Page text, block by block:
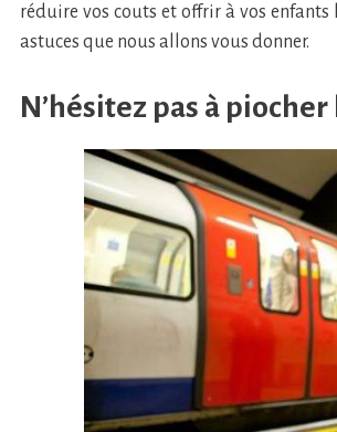
réduire vos couts et offrir à vos enfants
astuces que nous allons vous donner.
N’hésitez pas à